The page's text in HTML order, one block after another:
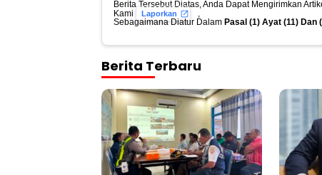
Berita Tersebut Diatas, Anda Dapat Mengirimkan
Kami
Laporkan
,
Sebagaimana Diatur Dalam Pasal (1) Ayat (11) Dan
Berita Terbaru